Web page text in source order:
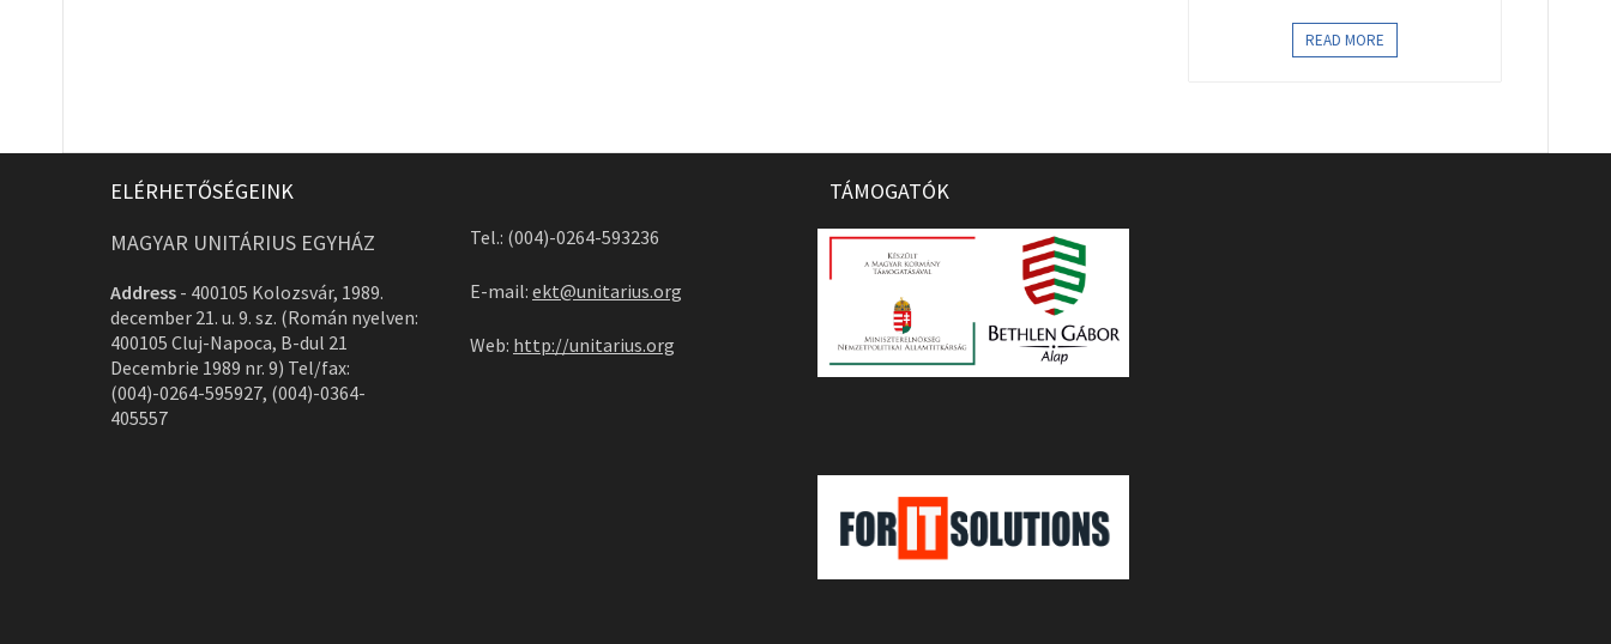
READ MORE
ELÉRHETŐSÉGEINK
MAGYAR UNITÁRIUS EGYHÁZ
Address - 400105 Kolozsvár, 1989.
december 21. u. 9. sz. (Román nyelven:
400105 Cluj-Napoca, B-dul 21
Decembrie 1989 nr. 9) Tel/fax:
(004)-0264-595927, (004)-0364-
405557
Tel.: (004)-0264-593236
E-mail: ekt@unitarius.org
Web: http://unitarius.org
TÁMOGATÓK